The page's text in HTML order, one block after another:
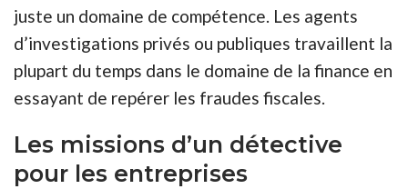
juste un domaine de compétence. Les agents
d’investigations privés ou publiques travaillent la
plupart du temps dans le domaine de la finance en
essayant de repérer les fraudes fiscales.
Les missions d’un détective
pour les entreprises